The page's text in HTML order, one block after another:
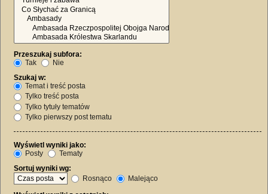
Przeszukaj subfora:
Tak
Nie
Szukaj w:
Temat i treść posta
Tylko treść posta
Tylko tytuły tematów
Tylko pierwszy post tematu
Wyświetl wyniki jako:
Posty
Tematy
Sortuj wyniki wg:
Rosnąco
Malejąco